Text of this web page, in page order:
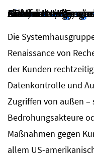
Auf der Kunden-
Discover
skizzierte HPE, wie sich das von CEO Antonio Neri angestoßene "Projekt" Greenlake von einem ursprünglichen Finanzierungs- und Consumption-Modell zu einer umfassenden Architektur-Plattform (Layer) entwickelt hat (Foto: CRN)
Die
Renaissance von
der Kunden
Datenkontrolle und
Zugriffen von außen –
Bedrohungsakteure
Maßnahmen gegen
allem US-